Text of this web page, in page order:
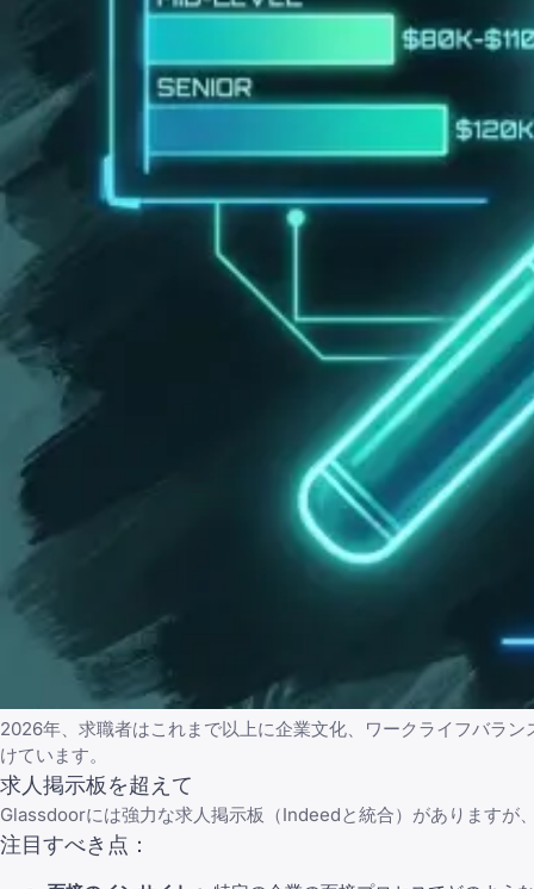
2026年、求職者はこれまで以上に企業文化、ワークライフバラ
けています。
求人掲示板を超えて
Glassdoorには強力な求人掲示板（Indeedと統合）がありますが
注目すべき点：